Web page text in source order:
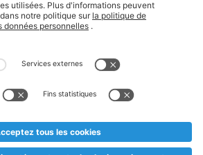
et mentions légales
temporairement et jusqu'à
bien étudié, nous serions
de stock. Prix Recupel et TVA incl.
de la forme masculine a été adoptée